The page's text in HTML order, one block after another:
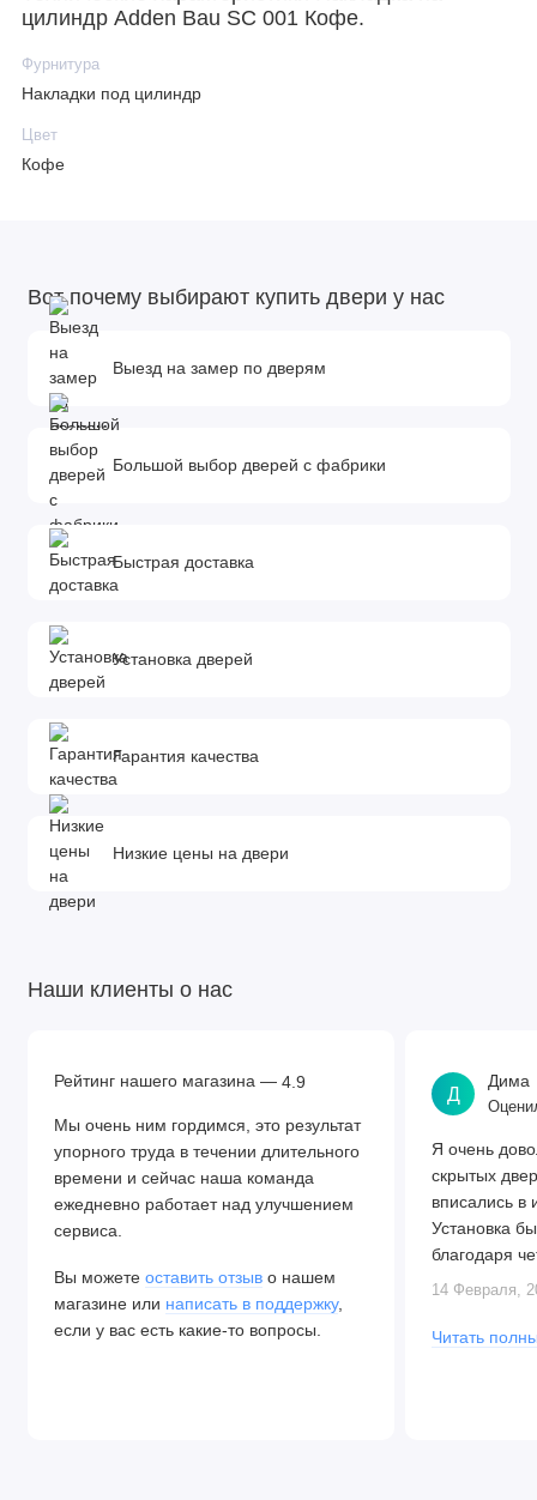
цилиндр Adden Bau SC 001 Кофе.
Фурнитура
Накладки под цилиндр
Цвет
Кофе
Вот почему выбирают купить двери у нас
Выезд на замер по дверям
Большой выбор дверей с фабрики
Быстрая доставка
Установка дверей
Гарантия качества
Низкие цены на двери
Наши клиенты о нас
Рейтинг нашего магазина — 4.9
Мы очень ним гордимся, это результат
упорного труда в течении длительного
времени и сейчас наша команда
ежедневно работает над улучшением
сервиса.
Вы можете оставить отзыв о нашем
магазине или написать в поддержку,
если у вас есть какие-то вопросы.
Д
Дима
Я очень
скрытых
вписались в
Установка
благодаря
Алексея.
14 Февраля,
Читать